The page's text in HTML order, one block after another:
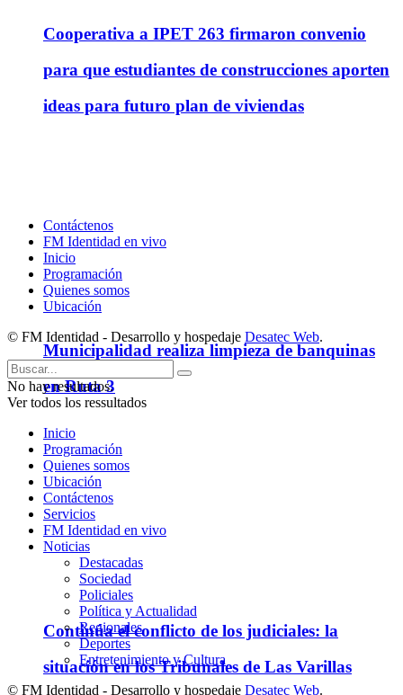
Cooperativa a IPET 263 firmaron convenio
para que estudiantes de construcciones aporten
ideas para futuro plan de viviendas
Municipalidad realiza limpieza de banquinas
en Ruta 3
Continúa el conflicto de los judiciales: la
situación en los Tribunales de Las Varillas
Contáctenos
FM Identidad en vivo
Inicio
Programación
Quienes somos
Ubicación
© FM Identidad - Desarrollo y hospedaje Desatec Web.
No hay resultados.
Ver todos los ressultados
Inicio
Programación
Quienes somos
Ubicación
Contáctenos
Servicios
FM Identidad en vivo
Noticias
Destacadas
Sociedad
Policiales
Política y Actualidad
Regionales
Deportes
Entretenimiento y Cultura
© FM Identidad - Desarrollo y hospedaje Desatec Web.